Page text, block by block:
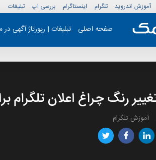
آموزش اندروید تلگرام اینستاگرام بررسی اپ تبلیغات
صفحه اصلی تبلیغات | رپورتاژ آگهی
رنگ چراغ اعلان
آموزش تلگرام